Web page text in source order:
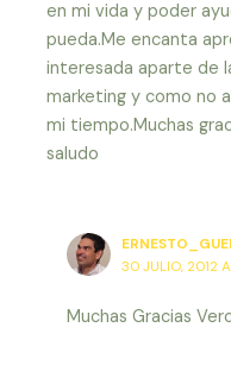
en mi vida y poder
pueda.Me encanta
interesada aparte de
marketing y como no
mi tiempo.Muchas
saludo
30 JULIO, 2012
Muchas Gracias